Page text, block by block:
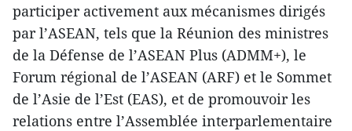
participer activement aux mécanismes dirigés
par l’ASEAN, tels que la Réunion des ministres
de la Défense de l’ASEAN Plus (ADMM+), le
Forum régional de l’ASEAN (ARF) et le Sommet
de l’Asie de l’Est (EAS), et de promouvoir les
relations entre l’Assemblée interparlementaire